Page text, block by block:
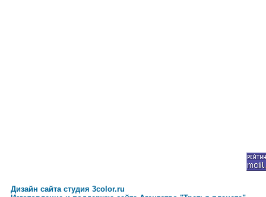
Дизайн сайта студия 3color.ru